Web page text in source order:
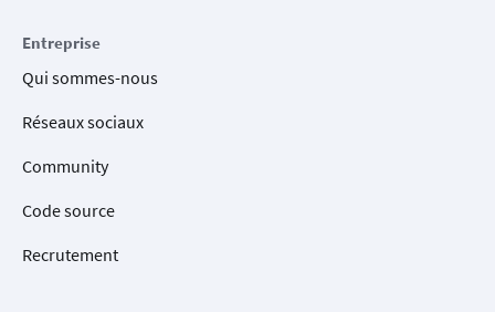
Entreprise
Qui sommes-nous
Réseaux sociaux
Community
Code source
Recrutement